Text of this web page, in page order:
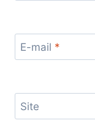
E-mail *
Site